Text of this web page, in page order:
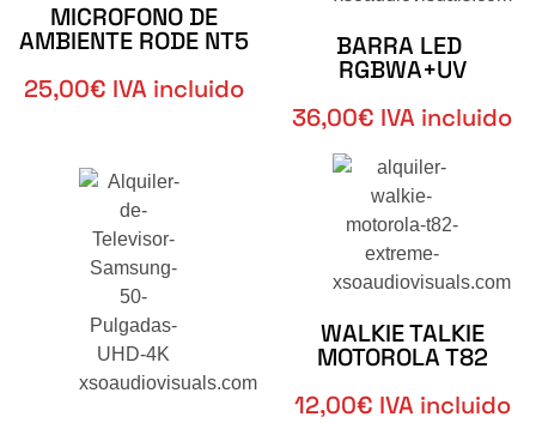
MICROFONO DE
AMBIENTE RODE NT5​
25,00€ IVA incluido
BARRA LED
RGBWA+UV
36,00€ IVA incluido
WALKIE TALKIE
MOTOROLA T82
12,00€ IVA incluido